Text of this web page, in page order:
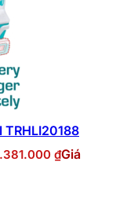
₫Giá